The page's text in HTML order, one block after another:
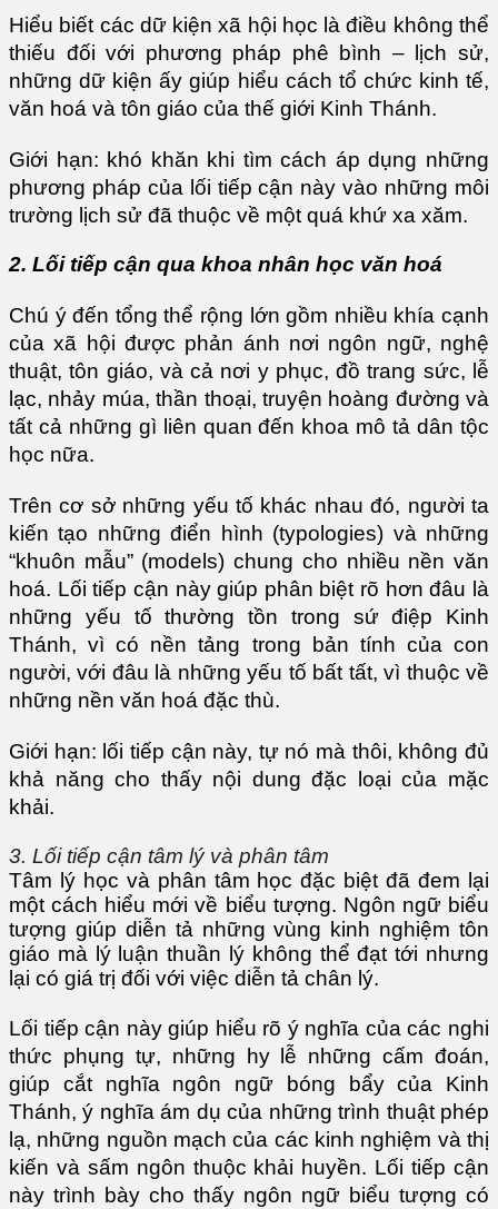
Hiểu biết các dữ kiện xã hội học là điều không thể
thiếu đối với phương pháp phê bình – lịch sử,
những dữ kiện ấy giúp hiểu cách tổ chức kinh tế,
văn hoá và tôn giáo của thế giới Kinh Thánh.
Giới hạn: khó khăn khi tìm cách áp dụng những
phương pháp của lối tiếp cận này vào những môi
trường lịch sử đã thuộc về một quá khứ xa xăm.
2. Lối tiếp cận qua khoa nhân học văn hoá
Chú ý đến tổng thể rộng lớn gồm nhiều khía cạnh
của xã hội được phản ánh nơi ngôn ngữ, nghệ
thuật, tôn giáo, và cả nơi y phục, đồ trang sức, lễ
lạc, nhảy múa, thần thoại, truyện hoàng đường và
tất cả những gì liên quan đến khoa mô tả dân tộc
học nữa.
Trên cơ sở những yếu tố khác nhau đó, người ta
kiến tạo những điển hình (typologies) và những
“khuôn mẫu” (models) chung cho nhiều nền văn
hoá. Lối tiếp cận này giúp phân biệt rõ hơn đâu là
những yếu tố thường tồn trong sứ điệp Kinh
Thánh, vì có nền tảng trong bản tính của con
người, với đâu là những yếu tố bất tất, vì thuộc về
những nền văn hoá đặc thù.
Giới hạn: lối tiếp cận này, tự nó mà thôi, không đủ
khả năng cho thấy nội dung đặc loại của mặc
khải.
3. Lối tiếp cận tâm lý và phân tâm
Tâm lý học và phân tâm học đặc biệt đã đem lại
một cách hiểu mới về biểu tượng. Ngôn ngữ biểu
tượng giúp diễn tả những vùng kinh nghiệm tôn
giáo mà lý luận thuần lý không thể đạt tới nhưng
lại có giá trị đối với việc diễn tả chân lý.
Lối tiếp cận này giúp hiểu rõ ý nghĩa của các nghi
thức phụng tự, những hy lễ những cấm đoán,
giúp cắt nghĩa ngôn ngữ bóng bẩy của Kinh
Thánh, ý nghĩa ám dụ của những trình thuật phép
lạ, những nguồn mạch của các kinh nghiệm và thị
kiến và sấm ngôn thuộc khải huyền. Lối tiếp cận
này trình bày cho thấy ngôn ngữ biểu tượng có